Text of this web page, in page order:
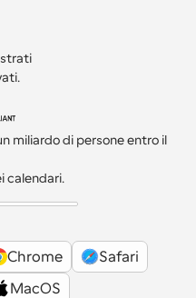
miliardo di persone entro il
calendari.
Chrome
Safari
MacOS